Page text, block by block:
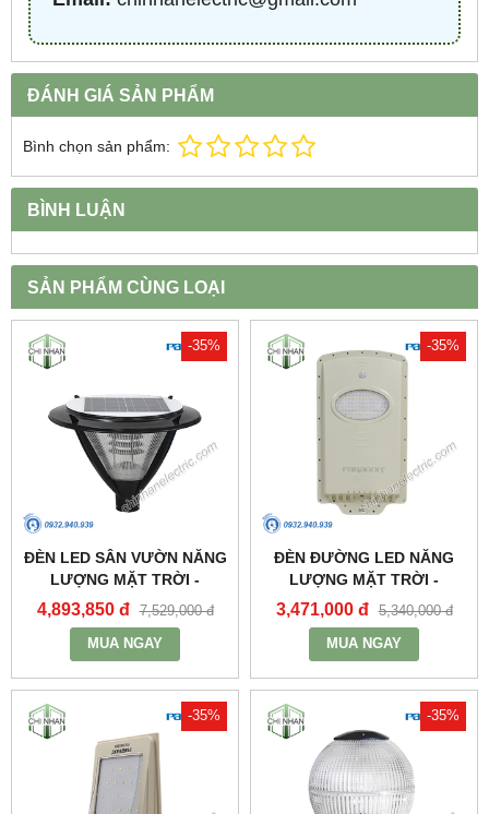
ĐÁNH GIÁ SẢN PHẨM
Bình chọn sản phẩm:
BÌNH LUẬN
SẢN PHẨM CÙNG LOẠI
-35%
ĐÈN LED SÂN VƯỜN NĂNG
LƯỢNG MẶT TRỜI -
PSOGA20L - PARAGON
4,893,850 đ 7,529,000 đ
MUA NGAY
-35%
ĐÈN ĐƯỜNG LED NĂNG
LƯỢNG MẶT TRỜI -
PSOWB1065 - PARAGON
3,471,000 đ 5,340,000 đ
MUA NGAY
-35% -35%